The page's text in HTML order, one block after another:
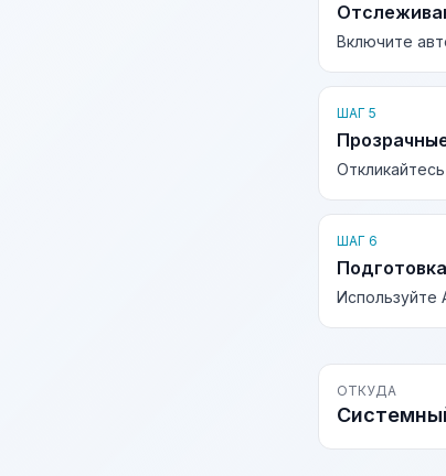
Включите
ШАГ 5
ШАГ 6
Используйте
ОТКУДА